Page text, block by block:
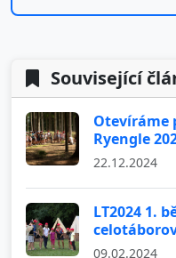
Související
Otevíráme
Ryengle
22.12.2024
LT2024 1.
09.02.2024